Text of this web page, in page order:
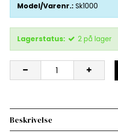
Model/Varenr.: Sk1000
Lagerstatus: 2 på lager
Beskrivelse